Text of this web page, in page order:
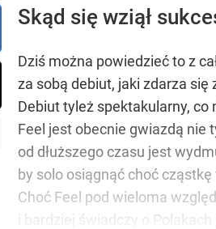
Skąd się wziął
Dziś można powiedzieć to z
za sobą debiut, jaki zdarza się
Debiut tyleż spektakularny,
Feel jest obecnie gwiazdą nie
od dłuższego czasu jest
by solo osiągnąć choć cząstkę
Choć Feel pod wieloma
i bardziej świadczy o Polakach